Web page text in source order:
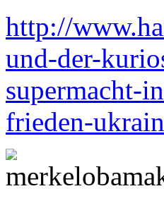
http://
und-der-
supermacht-
frieden-